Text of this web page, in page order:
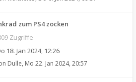
zum PS4 zocken
Zugriffe
18. Jan 2024, 12:26
Dulle, Mo 22. Jan 2024, 20:57